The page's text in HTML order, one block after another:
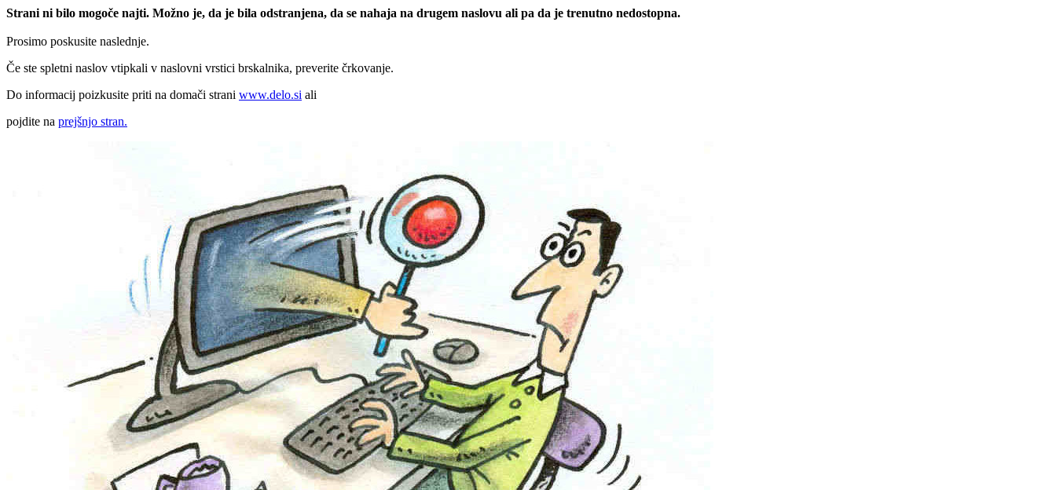
Strani ni bilo mogoče najti. Možno je, da je bila odstranjena, da se nahaja na drugem naslovu ali pa da je trenutno nedostopna.
Prosimo poskusite naslednje.
Če ste spletni naslov vtipkali v naslovni vrstici brskalnika, preverite črkovanje.
Do informacij poizkusite priti na domači strani www.delo.si ali
pojdite na prejšnjo stran.